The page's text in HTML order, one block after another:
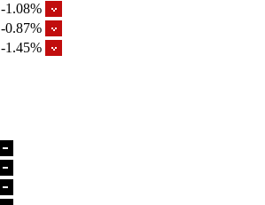
-1.08%
-0.87%
-1.45%